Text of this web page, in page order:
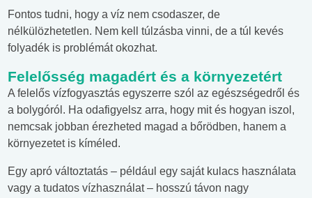
Fontos tudni, hogy a víz nem csodaszer, de
nélkülözhetetlen. Nem kell túlzásba vinni, de a túl kevés
folyadék is problémát okozhat.
Felelősség magadért és a környezetért
A felelős vízfogyasztás egyszerre szól az egészségedről és
a bolygóról. Ha odafigyelsz arra, hogy mit és hogyan iszol,
nemcsak jobban érezheted magad a bőrödben, hanem a
környezetet is kíméled.
Egy apró változtatás – például egy saját kulacs használata
vagy a tudatos vízhasználat – hosszú távon nagy